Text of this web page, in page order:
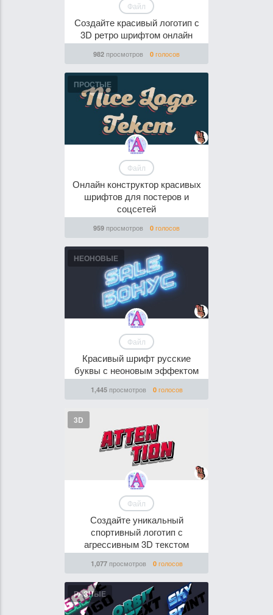
Файл
Создайте красивый логотип с
3D ретро шрифтом онлайн
982 просмотров 0 голосов
ПРОСТЫЕ
Файл
Онлайн конструктор красивых
шрифтов для постеров и
соцсетей
959 просмотров 0 голосов
НЕОНОВЫЕ
Файл
Красивый шрифт русские
буквы с неоновым эффектом
1,445просмотров 0голосов
3D
Файл
Создайте уникальный
спортивный логотип с
агрессивным 3D текстом
1,077просмотров 0голосов
РАЗНЫЕ